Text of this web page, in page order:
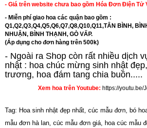
- Giá trên website chưa bao gồm Hóa Đơn Điện Tử
- Miễn phí giao hoa các quận bao gồm :
Q1,Q2,Q3,Q4,Q5,Q6,Q7,Q8,Q10,Q11,TÂN BÌNH,
NHUẬN, BÌNH THẠNH, GÒ VẤP.
(Áp dụng cho đơn hàng trên 500k)
- Ngoài ra Shop còn rất nhiều dịch
nhật : hoa chúc mừng sinh nhật đẹp,
trương, hoa đám tang chia buồn.....
Xem hoa trên Youtube: https://youtu.be/
Tag: Hoa sinh nhật đẹp nhất, cúc mẫu đơn, bó
mẫu đơn hà lan, cúc mẫu đơn giá, hoa cúc mẫu